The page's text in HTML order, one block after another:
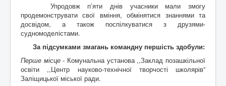
Упродовж п’яти днів учасники мали змогу
продемонструвати свої вміння, обмінятися знаннями та
досвідом, а також поспілкуватися з друзями-
судномоделістами.
За підсумками змагань командну першість здобули:
Перше місце- Комунальна установа ,,Заклад позашкільної
освіти ,,Центр науково-технічної творчості школярів”
Заліщицької міської ради.